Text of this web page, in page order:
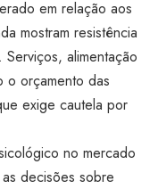
em relação aos
mostram resistência
alimentação
o orçamento das
exige cautela por
no mercado
decisões sobre